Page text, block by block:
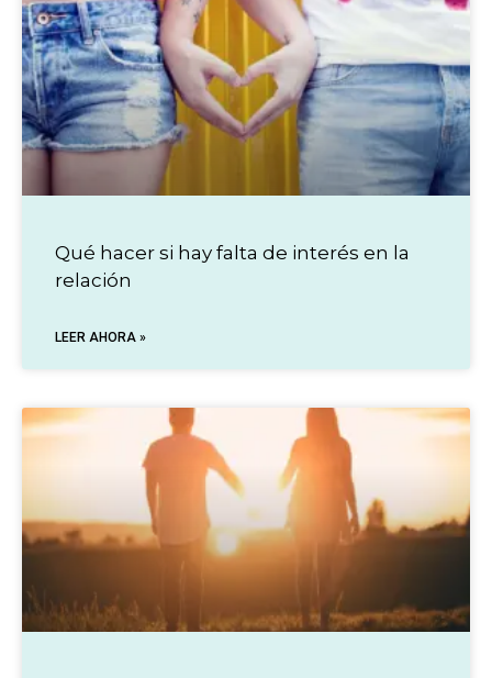
Qué hacer si hay falta de interés en la
relación
LEER AHORA »